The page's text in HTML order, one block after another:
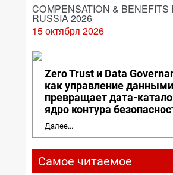
COMPENSATION & BENEFITS
RUSSIA 2026
15 октября 2026
Zero Trust и Data
как управление данными
превращает дата-
ядро контура
Далее...
Самое читаемое